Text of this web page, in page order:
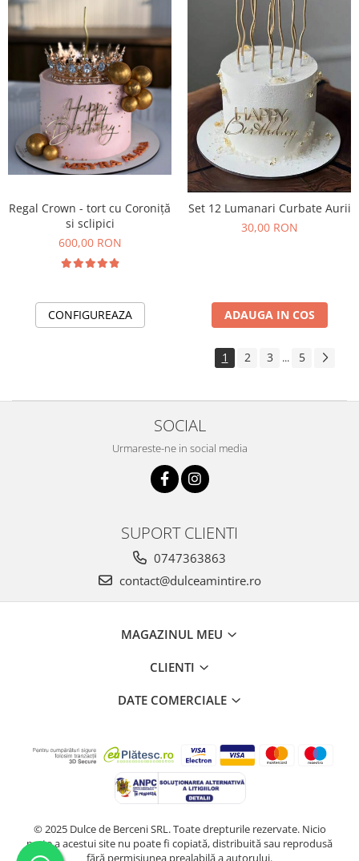
Regal Crown - tort cu Coroniță
si sclipici
600,00 RON
CONFIGUREAZA
Set 12 Lumanari Curbate Aurii
30,00 RON
ADAUGA IN COS
1 2 3 ... 5
SOCIAL
Urmareste-ne in social media
SUPORT CLIENTI
0747363863
contact@dulceamintire.ro
MAGAZINUL MEU
CLIENTI
DATE COMERCIALE
© 2025 Dulce de Berceni SRL. Toate drepturile rezervate. Nicio
parte a acestui site nu poate fi copiată, distribuită sau reprodusă
fără permisiunea prealabilă a autorului.